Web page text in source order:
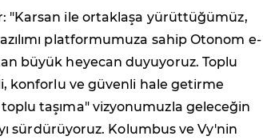
"Karsan ile ortaklaşa yürüttüğümüz,
platformumuza sahip Otonom e-
büyük heyecan duyuyoruz. Toplu
konforlu ve güvenli hale getirme
taşıma" vizyonumuzla geleceğin
sürdürüyoruz. Kolumbus ve Vy'nin